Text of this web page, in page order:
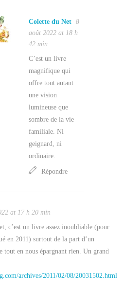
Colette du Net 8
août 2022 at 18 h
42 min
C’est un livre
magnifique qui
offre tout autant
une vision
lumineuse que
sombre de la vie
familiale. Ni
geignard, ni
ordinaire.
Répondre
at 17 h 20 min
c’est un livre assez inoubliable (pour
en 2011) surtout de la part d’un
tout en nous épargnant rien. Un grand
archives/2011/02/08/20031502.html